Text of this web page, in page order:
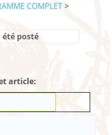
COMPLET>
posté
article: